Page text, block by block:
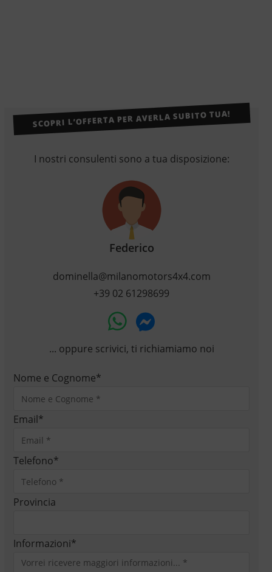
SCOPRI L’OFFERTA PER AVERLA SUBITO TUA!
I nostri consulenti sono a tua disposizione:
Federico
dominella@milanomotors4x4.com
+39 02 61298699
... oppure scrivici, ti richiamiamo noi
Nome e Cognome*
Email*
Telefono*
Provincia
Informazioni*